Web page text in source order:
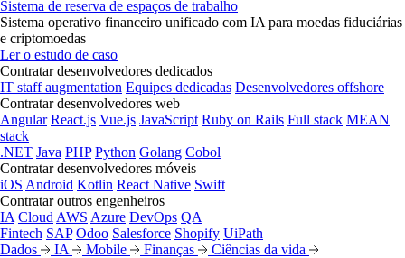
Sistema de reserva de espaços de trabalho
Sistema operativo financeiro unificado com IA para moedas fiduciárias
e criptomoedas
Ler o estudo de caso
Contratar desenvolvedores dedicados
IT staff augmentation Equipes dedicadas Desenvolvedores offshore
Contratar desenvolvedores web
Angular React.js Vue.js JavaScript Ruby on Rails Full stack MEAN
stack
.NET Java PHP Python Golang Cobol
Contratar desenvolvedores móveis
iOS Android Kotlin React Native Swift
Contratar outros engenheiros
IA Cloud AWS Azure DevOps QA
Fintech SAP Odoo Salesforce Shopify UiPath
Dados
IA Mobile Finanças Ciências da vida